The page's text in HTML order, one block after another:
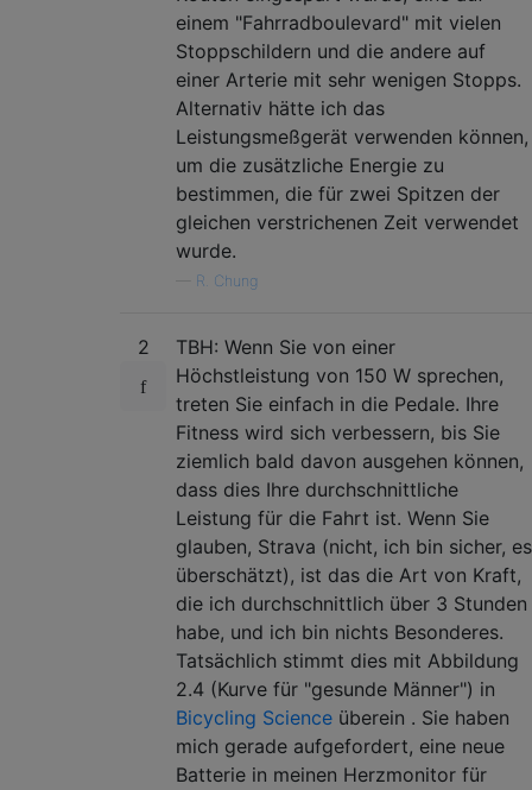
einem "Fahrradboulevard" mit vielen
Stoppschildern und die andere auf
einer Arterie mit sehr wenigen Stopps.
Alternativ hätte ich das
Leistungsmeßgerät verwenden können,
um die zusätzliche Energie zu
bestimmen, die für zwei Spitzen der
gleichen verstrichenen Zeit verwendet
wurde.
R. Chung
2
TBH: Wenn Sie von einer
Höchstleistung von 150 W sprechen,
treten Sie einfach in die Pedale. Ihre
Fitness wird sich verbessern, bis Sie
ziemlich bald davon ausgehen können,
dass dies Ihre durchschnittliche
Leistung für die Fahrt ist. Wenn Sie
glauben, Strava (nicht, ich bin sicher, es
überschätzt), ist das die Art von Kraft,
die ich durchschnittlich über 3 Stunden
habe, und ich bin nichts Besonderes.
Tatsächlich stimmt dies mit Abbildung
2.4 (Kurve für "gesunde Männer") in
Bicycling Science überein . Sie haben
mich gerade aufgefordert, eine neue
Batterie in meinen Herzmonitor für